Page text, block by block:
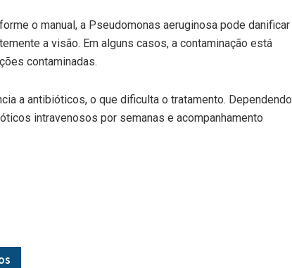
o manual, a Pseudomonas aeruginosa pode danificar
a visão. Em alguns casos, a contaminação está
contaminadas.
a antibióticos, o que dificulta o tratamento. Dependendo
intravenosos por semanas e acompanhamento